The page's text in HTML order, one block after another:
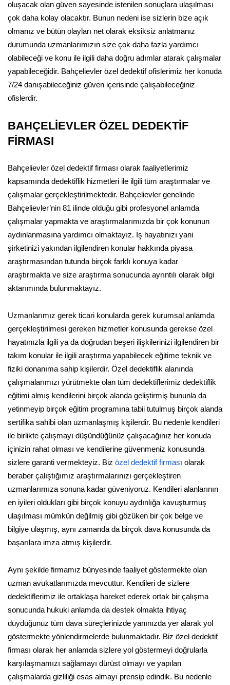
oluşacak olan güven sayesinde istenilen sonuçlara ulaşılması
çok daha kolay olacaktır. Bunun nedeni ise sizlerin bize açık
olmanız ve bütün olayları net olarak eksiksiz anlatmanız
durumunda uzmanlarımızın size çok daha fazla yardımcı
olabileceği ve konu ile ilgili daha doğru adımlar atarak çalışmalar
yapabileceğidir. Bahçelievler özel dedektif ofislerimiz her konuda
7/24 danışabileceğiniz güven içerisinde çalışabileceğiniz
ofislerdir.
BAHÇELİEVLER ÖZEL DEDEKTİF
FİRMASI
Bahçelievler özel dedektif firması olarak faaliyetlerimiz
kapsamında dedektiflik hizmetleri ile ilgili tüm araştırmalar ve
çalışmalar gerçekleştirilmektedir. Bahçelievler genelinde
Bahçelievler’nin 81 ilinde olduğu gibi profesyonel anlamda
çalışmalar yapmakta ve araştırmalarımızda bir çok konunun
aydınlanmasına yardımcı olmaktayız. İş hayatınızı yani
şirketinizi yakından ilgilendiren konular hakkında piyasa
araştırmasından tutunda birçok farklı konuya kadar
araştırmakta ve size araştırma sonucunda ayrıntılı olarak bilgi
aktarımında bulunmaktayız.
Uzmanlarımız gerek ticari konularda gerek kurumsal anlamda
gerçekleştirilmesi gereken hizmetler konusunda gerekse özel
hayatınızla ilgili ya da doğrudan beşeri ilişkilerinizi ilgilendiren bir
takım konular ile ilgili araştırma yapabilecek eğitime teknik ve
fiziki donanıma sahip kişilerdir. Özel dedektiflik alanında
çalışmalarımızı yürütmekte olan tüm dedektiflerimiz dedektiflik
eğitimi almış kendilerini birçok alanda geliştirmiş bununla da
yetinmeyip birçok eğitim programına tabii tutulmuş birçok alanda
sertifika sahibi olan uzmanlaşmış kişilerdir. Bu nedenle kendileri
ile birlikte çalışmayı düşündüğünüz çalışacağınız her konuda
içinizin rahat olması ve kendilerine güvenmeniz konusunda
sizlere garanti vermekteyiz. Biz özel dedektif firması olarak
beraber çalıştığımız araştırmalarınızı gerçekleştiren
uzmanlarımıza sonuna kadar güveniyoruz. Kendileri alanlarının
en iyileri oldukları gibi birçok konuyu aydınlığa kavuşturmuş
ulaşılması mümkün değilmiş gibi gözüken bir çok belge ve
bilgiye ulaşmış, aynı zamanda da birçok dava konusunda da
başarılara imza atmış kişilerdir.
Aynı şekilde firmamız bünyesinde faaliyet göstermekte olan
uzman avukatlarımızda mevcuttur. Kendileri de sizlere
dedektiflerimiz ile ortaklaşa hareket ederek ortak bir çalışma
sonucunda hukuki anlamda da destek olmakta ihtiyaç
duyduğunuz tüm dava süreçlerinizde yanınızda yer alarak yol
göstermekte yönlendirmelerde bulunmaktadır. Biz özel dedektif
firması olarak her anlamda sizlere yol göstermeyi doğrularla
karşılaşmamızı sağlamayı dürüst olmayı ve yapılan
çalışmalarda gizliliği esas almayı prensip edindik. Bu nedenle